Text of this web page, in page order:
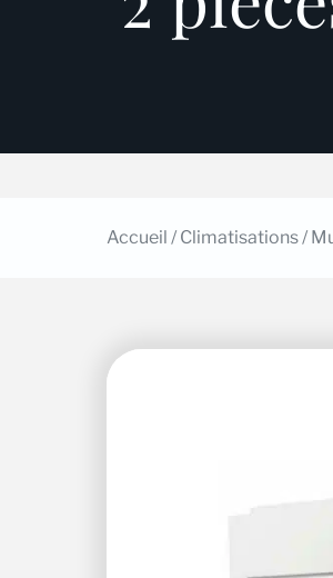
Accueil / Climatisations/